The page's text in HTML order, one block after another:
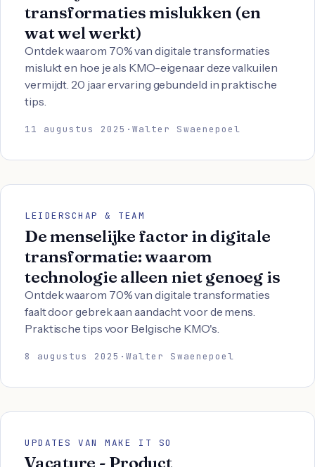
transformaties mislukken (en
wat wel werkt)
Ontdek waarom 70% van digitale transformaties
mislukt en hoe je als KMO-eigenaar deze valkuilen
vermijdt. 20 jaar ervaring gebundeld in praktische
tips.
11 augustus 2025 ·Walter Swaenepoel
LEIDERSCHAP & TEAM
De menselijke factor in digitale
transformatie: waarom
technologie alleen niet genoeg is
Ontdek waarom 70% van digitale transformaties
faalt door gebrek aan aandacht voor de mens.
Praktische tips voor Belgische KMO's.
8 augustus 2025 ·Walter Swaenepoel
UPDATES VAN MAKE IT SO
Vacature - Product